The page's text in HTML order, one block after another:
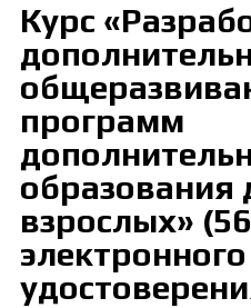
Курс
программ
образования
взрослых»
электронного